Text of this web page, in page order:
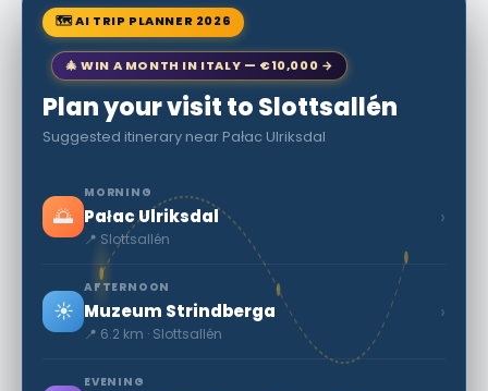
🗺 AI TRIP PLANNER 2026
🎄 WIN A MONTH IN ITALY — €10,000 →
Plan your visit to Slottsallén
Suggested itinerary near Pałac Ulriksdal
🌅
MORNING
Pałac Ulriksdal
📍 Slottsallén
›
☀️
AFTERNOON
Muzeum Strindberga
📍 6.2 km · Slottsallén
›
EVENING